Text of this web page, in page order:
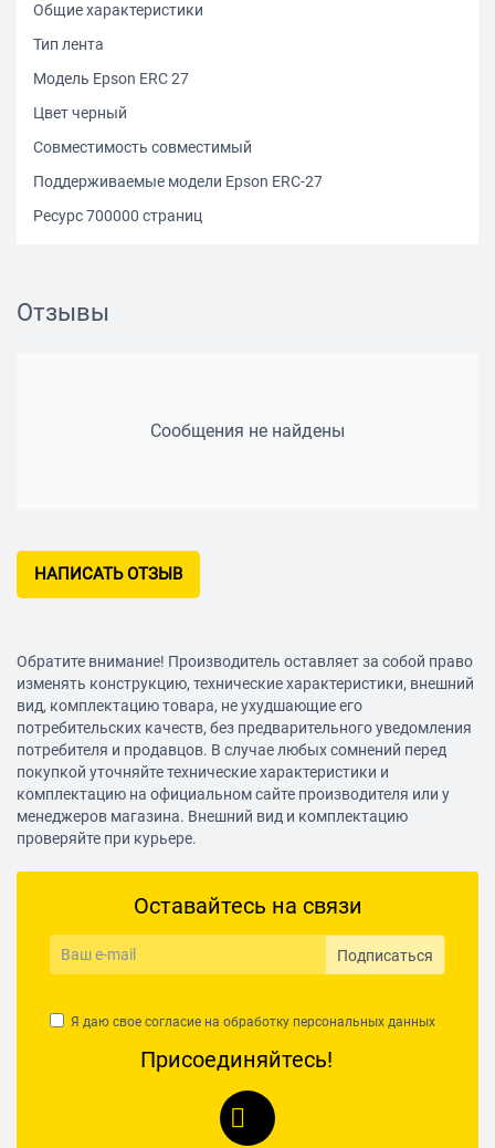
Общие характеристики
Тип лента
Модель Epson ERC 27
Цвет черный
Совместимость совместимый
Поддерживаемые модели Epson ERC-27
Ресурс 700000 страниц
Отзывы
Сообщения не найдены
НАПИСАТЬ ОТЗЫВ
Обратите внимание! Производитель оставляет за собой право
изменять конструкцию, технические характеристики, внешний
вид, комплектацию товара, не ухудшающие его
потребительских качеств, без предварительного уведомления
потребителя и продавцов. В случае любых сомнений перед
покупкой уточняйте технические характеристики и
комплектацию на официальном сайте производителя или у
менеджеров магазина. Внешний вид и комплектацию
проверяйте при курьере.
Оставайтесь на связи
Подписаться
Я даю свое согласие на обработку персональных данных
Присоединяйтесь!